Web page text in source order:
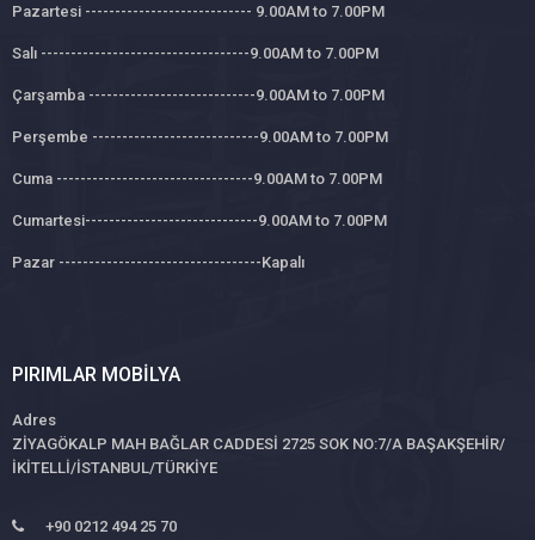
Pazartesi ---------------------------- 9.00AM to 7.00PM
Salı -----------------------------------9.00AM to 7.00PM
Çarşamba ----------------------------9.00AM to 7.00PM
Perşembe ----------------------------9.00AM to 7.00PM
Cuma ---------------------------------9.00AM to 7.00PM
Cumartesi-----------------------------9.00AM to 7.00PM
Pazar ----------------------------------Kapalı
PIRIMLAR MOBILYA
Adres
ZİYAGÖKALP MAH BAĞLAR CADDESİ 2725 SOK NO:7/A BAŞAKŞEHİR/
İKİTELLİ/İSTANBUL/TÜRKİYE
+90 0212 494 25 70